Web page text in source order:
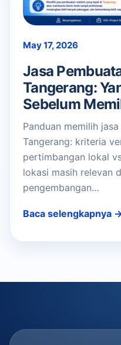
May 17, 2026
Jasa
Tangerang:
Sebelum
Panduan memilih
Tangerang: kriteria
pertimbangan lokal
lokasi masih relevan
pengembangan…
Baca selengkapnya